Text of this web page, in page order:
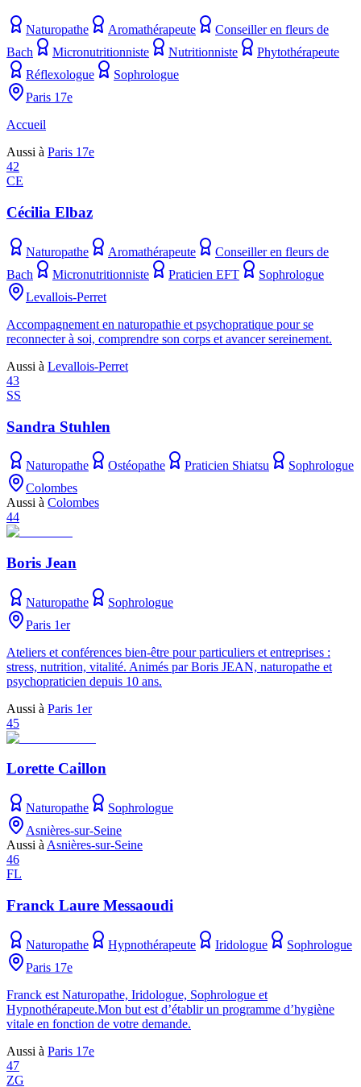
Naturopathe Aromathérapeute
Conseiller en fleurs de
Bach
Micronutritionniste Nutritionniste
Phytothérapeute
Réflexologue
Sophrologue
Paris 17e
Accueil
Aussi à Paris 17e
42
CE
Cécilia Elbaz
Naturopathe Aromathérapeute
Conseiller en fleurs de
Bach
Micronutritionniste Praticien EFT
Sophrologue
Levallois-Perret
Accompagnement en naturopathie et psychopratique pour se
reconnecter à soi, comprendre son corps et avancer sereinement.
Aussi à Levallois-Perret
43
SS
Sandra Stuhlen
Naturopathe Ostéopathe Praticien Shiatsu
Sophrologue
Colombes
Aussi à Colombes
44
Boris Jean
Naturopathe
Sophrologue
Paris 1er
Ateliers et conférences bien-être pour particuliers et entreprises :
stress, nutrition, vitalité. Animés par Boris JEAN, naturopathe et
psychopraticien depuis 10 ans.
Aussi à Paris 1er
45
Lorette Caillon
Naturopathe
Sophrologue
Asnières-sur-Seine
Aussi à Asnières-sur-Seine
46
FL
Franck Laure Messaoudi
Naturopathe Hypnothérapeute Iridologue
Sophrologue
Paris 17e
Franck est Naturopathe, Iridologue, Sophrologue et
Hypnothérapeute.Mon but est d’établir un programme d’hygiène
vitale en fonction de votre demande.
Aussi à Paris 17e
47
ZG